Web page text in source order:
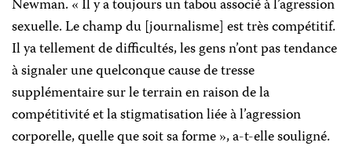
Newman. « Il y a toujours un tabou associé à l’agression
sexuelle. Le champ du [journalisme] est très compétitif.
Il ya tellement de difficultés, les gens n’ont pas tendance
à signaler une quelconque cause de tresse
supplémentaire sur le terrain en raison de la
compétitivité et la stigmatisation liée à l’agression
corporelle, quelle que soit sa forme », a-t-elle souligné.